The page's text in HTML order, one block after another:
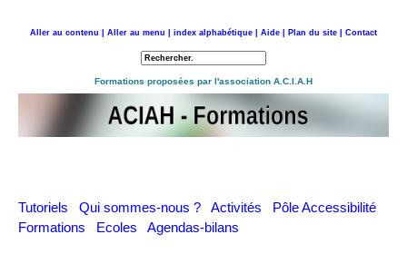
Aller au contenu | Aller au menu | index alphabétique | Aide | Plan du site | Contact
Formations proposées par l'association A.C.I.A.H
Tutoriels Qui sommes-nous ? Activités Pôle Accessibilité
Formations Ecoles Agendas-bilans